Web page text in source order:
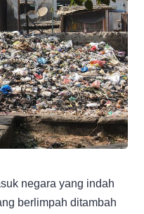
negara yang indah
berlimpah ditambah